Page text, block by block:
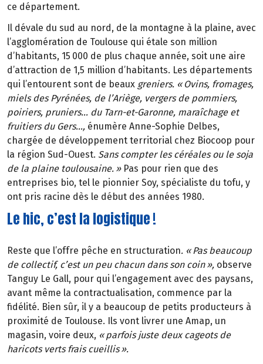
ce département.
Il dévale du sud au nord, de la montagne à la plaine, avec
l’agglomération de Toulouse qui étale son million
d’habitants, 15 000 de plus chaque année, soit une aire
d ’attraction de 1,5 million d ’habitants. Les d épartements
qui l’entourent sont de beaux greniers. « Ovins, fromages,
miels des Pyrénées, de l’Ariège, vergers de pommiers,
poiriers, pruniers… du Tarn-et-Garonne, maraîchage et
fruitiers du Gers…, énumère Anne-Sophie Delbes,
chargée de développement territorial chez Biocoop pour
la région Sud-Ouest. Sans compter les céréales ou le soja
de la plaine toulousaine. » Pas pour rien que des
entreprises bio, tel le pionnier Soy, spécialiste du tofu, y
ont pris racine dès le début des années 1980.
Le hic, c’est la logistique !
Reste que l’offre pêche en structuration. « Pas beaucoup
de collectif, c’est un peu chacun dans son coin », observe
Tanguy Le Gall, pour qui l’engagement avec des paysans,
avant même la contractualisation, commence par la
fidélité. Bien sûr, il y a beaucoup de petits producteurs à
proximité de Toulouse. Ils vont livrer une Amap, un
magasin, voire deux, « parfois juste deux cageots de
haricots verts frais cueillis ».